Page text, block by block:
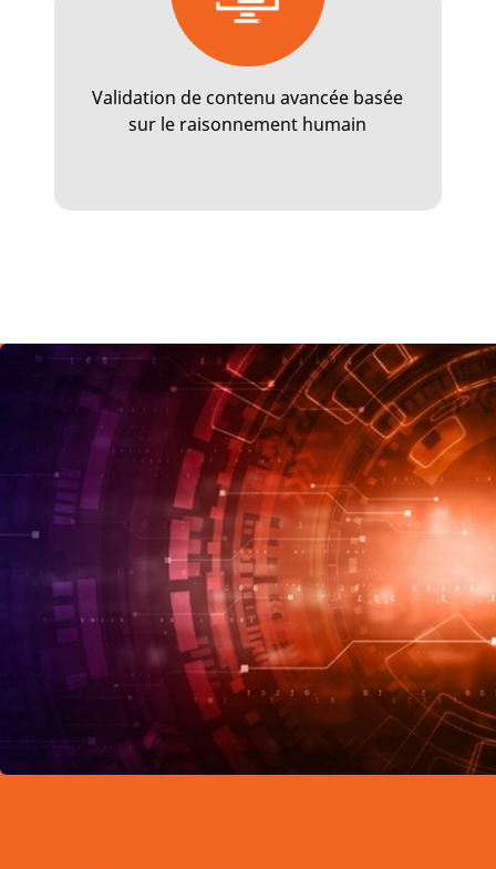
Validation de contenu avancée basée
sur le raisonnement humain